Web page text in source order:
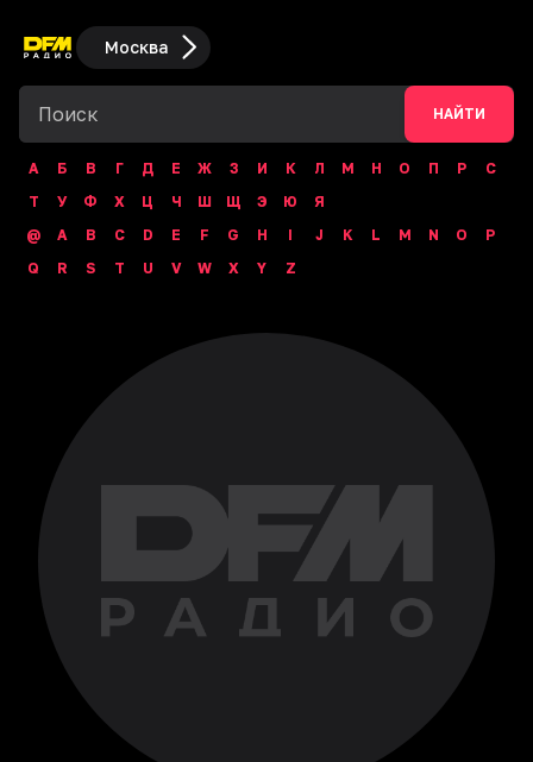
Москва
НАЙТИ
А Б В Г Д Е Ж З И К Л М Н О П Р
С
Т
У Ф Х Ц Ч Ш Щ Э Ю
Я
@
A B C D E F G H I J K L M N O
P
Q
R S T U V W X Y Z